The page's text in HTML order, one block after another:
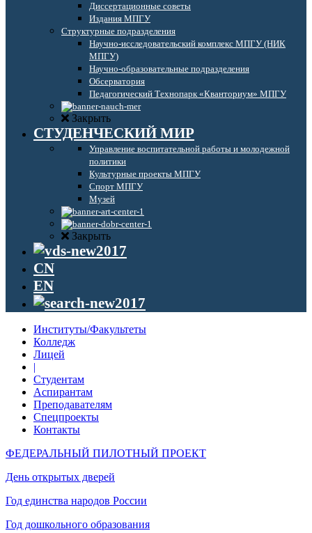
Диссертационные советы
Издания МПГУ
Структурные подразделения
Научно-исследовательский комплекс МПГУ (НИК
МПГУ)
Научно-образовательные подразделения
Обсерватория
Педагогический Технопарк «Кванториум» МПГУ
Закрыть
СТУДЕНЧЕСКИЙ МИР
Управление воспитательной работы и молодежной
политики
Культурные проекты МПГУ
Спорт МПГУ
Музей
Закрыть
CN
EN
Институты/Факультеты
Колледж
Лицей
|
Студентам
Аспирантам
Преподавателям
Спецпроекты
Контакты
ФЕДЕРАЛЬНЫЙ ПИЛОТНЫЙ ПРОЕКТ
День открытых дверей
Год единства народов России
Год дошкольного образования